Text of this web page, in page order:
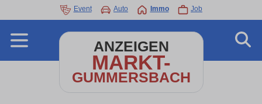
Event Auto Immo Job
ANZEIGEN
MARKT-
GUMMERSBACH